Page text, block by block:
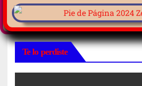
Te lo perdiste